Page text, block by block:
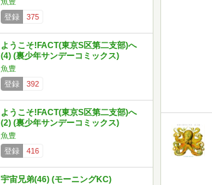
登録
375
ようこそ!FACT(東京S区第二支部)へ
(4) (裏少年サンデーコミックス)
魚豊
登録
392
ようこそ!FACT(東京S区第二支部)へ
(2) (裏少年サンデーコミックス)
魚豊
登録
416
宇宙兄弟(46) (モーニングKC)